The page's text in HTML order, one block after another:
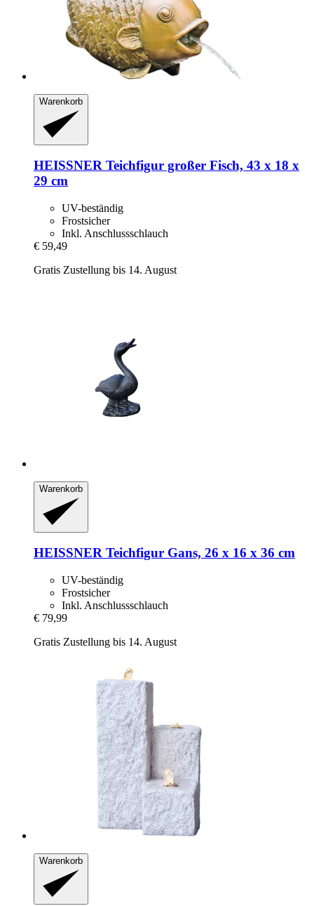
Warenkorb
HEISSNER Teichfigur großer Fisch, 43 x 18 x
29 cm
UV-beständig
Frostsicher
Inkl. Anschlussschlauch
€ 59,49
Gratis Zustellung bis 14. August
Warenkorb
HEISSNER Teichfigur Gans, 26 x 16 x 36 cm
UV-beständig
Frostsicher
Inkl. Anschlussschlauch
€ 79,99
Gratis Zustellung bis 14. August
Warenkorb